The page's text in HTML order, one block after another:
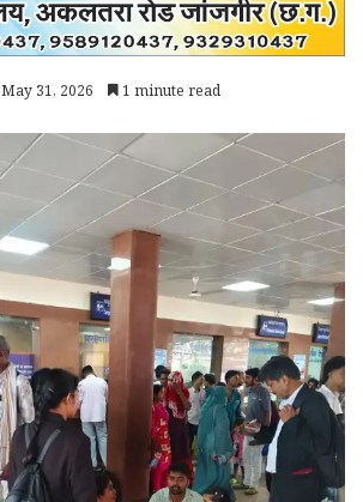
May 31, 2026 1 minute read